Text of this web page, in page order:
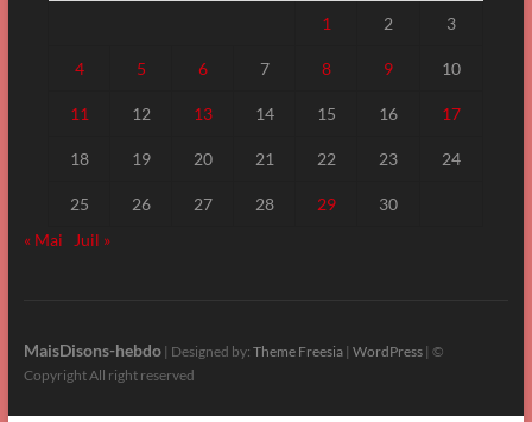
1 2 3
4 5 6 7 8 9 10
11 12 13 14 15 16 17
18 19 20 21 22 23 24
25 26 27 28 29
30
« Mai
Juil »
MaisDisons-hebdo| Designed by: Theme Freesia| WordPress| ©
Copyright All right reserved